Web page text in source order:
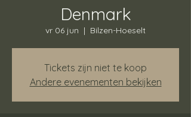
Denmark
vr 06 jun
  |
Bilzen-Hoeselt
Tickets zijn niet te koop
Andere evenementen bekijken